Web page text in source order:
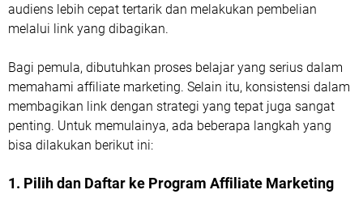
audiens lebih cepat tertarik dan melakukan pembelian
melalui link yang dibagikan.
Bagi pemula, dibutuhkan proses belajar yang serius dalam
memahami affiliate marketing. Selain itu, konsistensi dalam
membagikan link dengan strategi yang tepat juga sangat
penting. Untuk memulainya, ada beberapa langkah yang
bisa dilakukan berikut ini:
1. Pilih dan Daftar ke Program Affiliate Marketing